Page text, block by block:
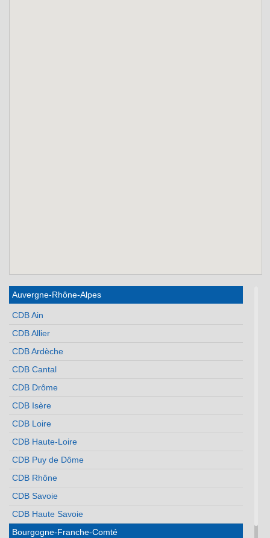
Auvergne-Rhône-Alpes
CDB Ain
CDB Allier
CDB Ardèche
CDB Cantal
CDB Drôme
CDB Isère
CDB Loire
CDB Haute-Loire
CDB Puy de Dôme
CDB Rhône
CDB Savoie
CDB Haute Savoie
Bourgogne-Franche-Comté